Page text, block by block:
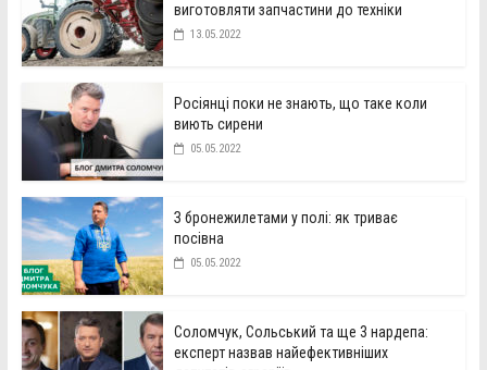
виготовляти запчастини до техніки
13.05.2022
Росіянці поки не знають, що таке коли
виють сирени
05.05.2022
З бронежилетами у полі: як триває
посівна
05.05.2022
Соломчук, Сольський та ще 3 нардепа:
експерт назвав найефективніших